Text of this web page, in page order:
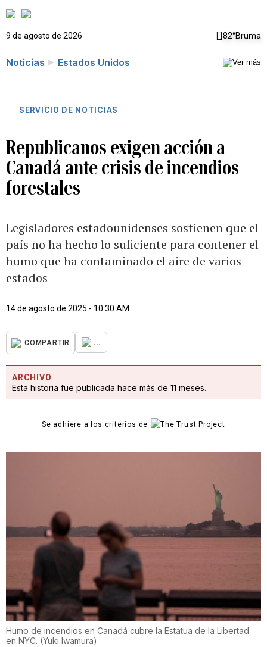
9 de agosto de 2026 82°Bruma
Noticias Estados Unidos
SERVICIO DE NOTICIAS
Republicanos exigen acción a
Canadá ante crisis de incendios
forestales
Legisladores estadounidenses sostienen que el
país no ha hecho lo suficiente para contener el
humo que ha contaminado el aire de varios
estados
14 de agosto de 2025 - 10:30 AM
COMPARTIR ...
ARCHIVO
Esta historia fue publicada hace más de 11 meses.
Se adhiere a los criterios de
Humo de incendios en Canadá cubre la Estatua de la Libertad
en NYC. (Yuki Iwamura)